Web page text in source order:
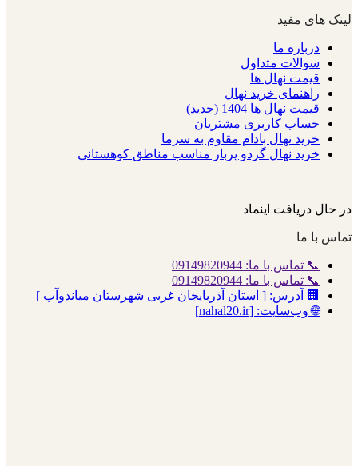
لینک های مفید
درباره ما
سوالات متداول
قیمت نهال ها
راهنمای خرید نهال
قیمت نهال ها 1404 (جدید)
حساب کاربری مشتریان
خرید نهال بادام مقاوم به سرما
خرید نهال گردو پربار مناسب مناطق کوهستانی
در حال دریافت اینماد
تماس با ما
📞 تماس با ما: 09149820944
📞 تماس با ما: 09149820944
🏢 آدرس: [ استان آذربایجان غربی شهرستان میاندوآب ]
🌐 وب‌سایت: [nahal20.ir]